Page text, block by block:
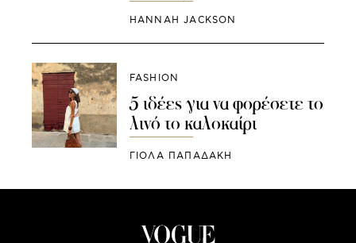
HANNAH JACKSON
FASHION
5 ιδέες για να φορέσετε το
λινό το καλοκαίρι
ΓΙΌΛΑ ΠΑΠΑΔΆΚΗ